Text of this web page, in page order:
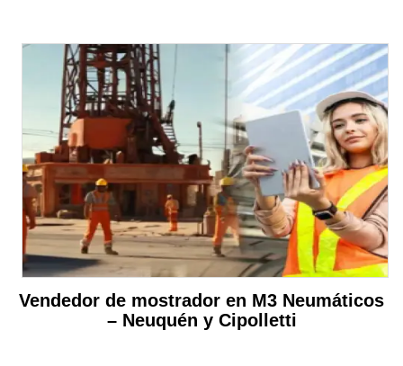
Vendedor de mostrador en M3 Neumáticos
– Neuquén y Cipolletti